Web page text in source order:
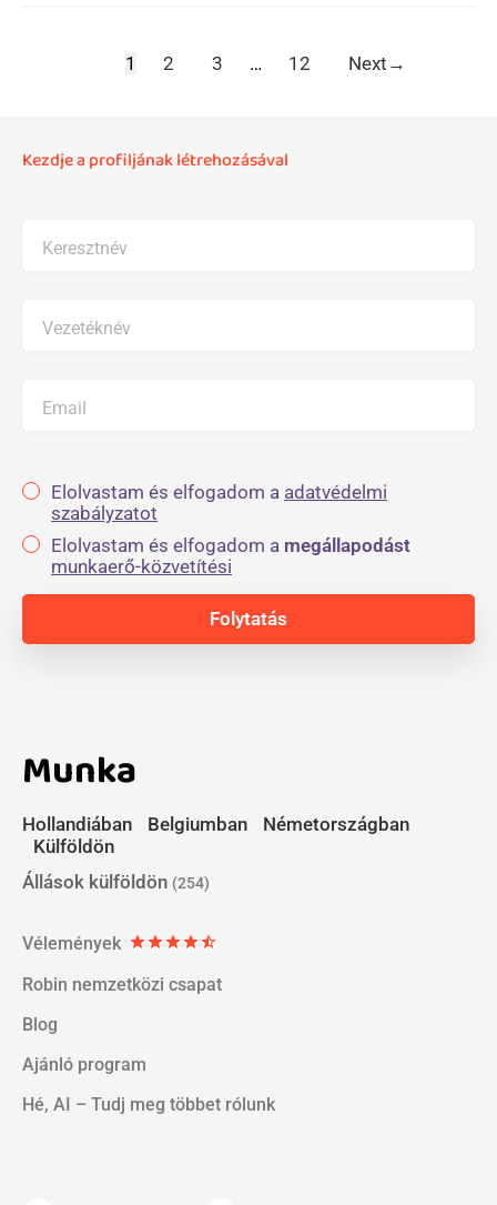
1 2 3 … 12 Next →
Kezdje a profiljának létrehozásával
Keresztnév
Vezetéknév
Email
Elolvastam és elfogadom a adatvédelmi
szabályzatot
Elolvastam és elfogadom a megállapodást
munkaerő-közvetítési
Munka
Hollandiában Belgiumban
Németországban
Külföldön
Állások külföldön (254)
Vélemények starstarstarstarstar_half
Robin nemzetközi csapat
Blog
Ajánló program
Hé, AI – Tudj meg többet rólunk